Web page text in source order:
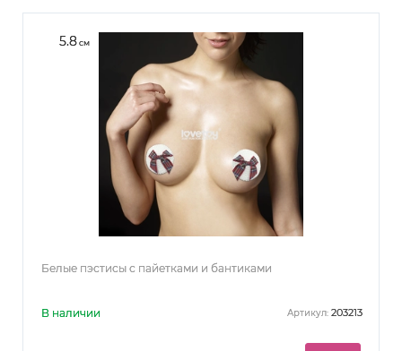
5.8см
Белые пэстисы с пайетками и бантиками
В наличии Артикул: 203213